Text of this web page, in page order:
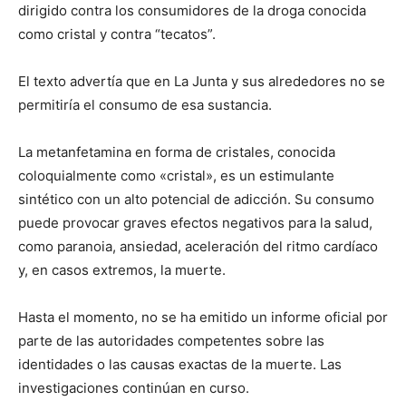
dirigido contra los consumidores de la droga conocida
como cristal y contra “tecatos”.
El texto advertía que en La Junta y sus alrededores no se
permitiría el consumo de esa sustancia.
La metanfetamina en forma de cristales, conocida
coloquialmente como «cristal», es un estimulante
sintético con un alto potencial de adicción. Su consumo
puede provocar graves efectos negativos para la salud,
como paranoia, ansiedad, aceleración del ritmo cardíaco
y, en casos extremos, la muerte.
Hasta el momento, no se ha emitido un informe oficial por
parte de las autoridades competentes sobre las
identidades o las causas exactas de la muerte. Las
investigaciones continúan en curso.